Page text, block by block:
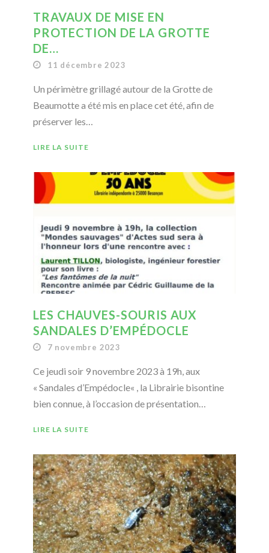
TRAVAUX DE MISE EN
PROTECTION DE LA GROTTE
DE…
11 décembre 2023
Un périmètre grillagé autour de la Grotte de
Beaumotte a été mis en place cet été, afin de
préserver les…
LIRE LA SUITE
LES CHAUVES-SOURIS AUX
SANDALES D’EMPÉDOCLE
7 novembre 2023
Ce jeudi soir 9 novembre 2023 à 19h, aux
« Sandales d’Empédocle« , la Librairie bisontine
bien connue, à l’occasion de présentation…
LIRE LA SUITE